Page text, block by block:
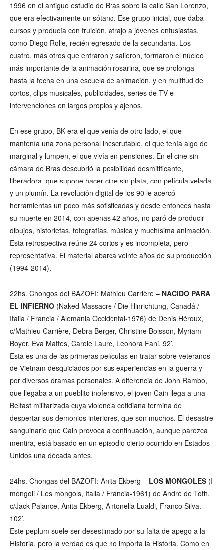
1996 en el antiguo estudio de Bras sobre la calle San Lorenzo,
que era efectivamente un sótano. Ese grupo inicial, que daba
cursos y producía con fruición, atrajo a jóvenes entusiastas,
como Diego Rolle, recién egresado de la secundaria. Los
cuatro, más otros que entraron y salieron, formaron el núcleo
más importante de la animación rosarina, que se prolonga
hasta la fecha en una escuela de animación, y en multitud de
cortos, clips musicales, publicidades, series de TV e
intervenciones en largos propios y ajenos.
En ese grupo, BK era el que venía de otro lado, el que
mantenía una zona personal inescrutable, el que tenía algo de
marginal y lumpen, el que vivía en pensiones. En el cine sin
cámara de Bras descubrió la posibilidad desmitificante,
liberadora, que supone hacer cine sin plata, con película velada
y un plumín. La revolución digital de los 90 le acercó
herramientas un poco más sofisticadas y desde entonces hasta
su muerte en 2014, con apenas 42 años, no paró de producir
dibujos, historietas, fotografías, música y muchísima animación.
Esta retrospectiva reúne 24 cortos y es incompleta, pero
representativa. El material abarca veinte años de su producción
(1994-2014).
22hs. Chongos del BAZOFI: Mathieu Carrière – NACIDO PARA
EL INFIERNO (Naked Massacre / Die Hinrichtung, Canadá /
Italia / Francia / Alemania Occidental-1976) de Denis Héroux,
c/Mathieu Carrière, Debra Berger, Christine Boisson, Myriam
Boyer, Eva Mattes, Carole Laure, Leonora Fani. 92’.
Esta es una de las primeras películas en tratar sobre veteranos
de Vietnam desquiciados por sus experiencias en la guerra y
por diversos dramas personales. A diferencia de John Rambo,
que llegaba a un pueblito inofensivo, el joven Cain llega a una
Belfast militarizada cuya violencia cotidiana termina de
despertar sus demonios interiores, que son muchos. El desastre
sanguinario que Cain provoca a continuación, aunque parezca
mentira, está basado en un episodio cierto ocurrido en Estados
Unidos una década antes.
24hs. Chongas del BAZOFI: Anita Ekberg – LOS MONGOLES (I
mongoli / Les mongols, Italia / Francia-1961) de André de Toth,
c/Jack Palance, Anita Ekberg, Antonella Lualdi, Franco Silva.
102’.
Este peplum suele ser desestimado por su falta de apego a la
Historia, pero la verdad es que no importa la Historia. Como en